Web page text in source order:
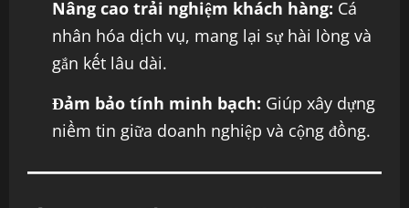
Nâng cao trải nghiệm khách hàng: Cá
nhân hóa dịch vụ, mang lại sự hài lòng và
gắn kết lâu dài.
Đảm bảo tính minh bạch: Giúp xây dựng
niềm tin giữa doanh nghiệp và cộng đồng.